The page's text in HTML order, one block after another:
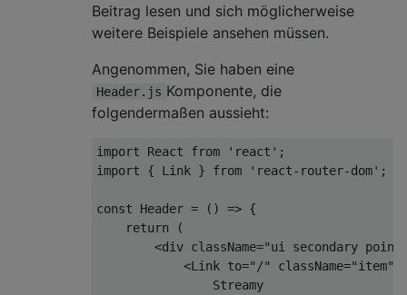
Beitrag lesen und sich möglicherweise
weitere Beispiele ansehen müssen.
Angenommen, Sie haben eine
Header.js Komponente, die
folgendermaßen aussieht:
import React from 'react'
import { Link } from 'react-router-dom' ;
const Header = () => {
return (
<div className="ui secondary
<Link to="/" className="item"
                Streamy